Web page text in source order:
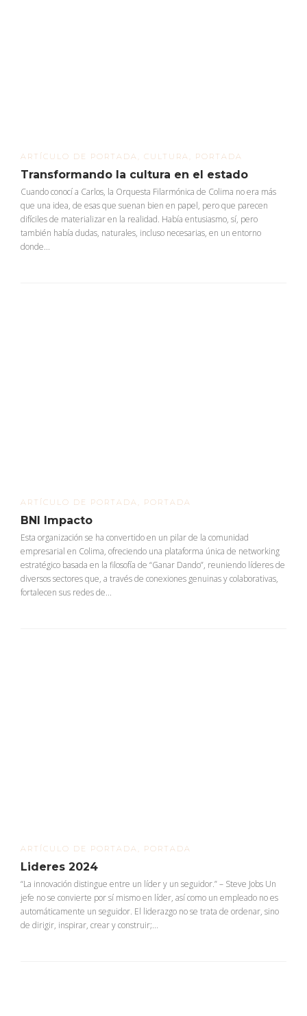
ARTÍCULO DE PORTADA CULTURA PORTADA
Transformando la cultura en el estado
Cuando conocí a Carlos, la Orquesta Filarmónica de Colima no era más
que una idea, de esas que suenan bien en papel, pero que parecen
difíciles de materializar en la realidad. Había entusiasmo, sí, pero
también había dudas, naturales, incluso necesarias, en un entorno
donde...
ARTÍCULO DE PORTADA PORTADA
BNI Impacto
Esta organización se ha convertido en un pilar de la comunidad
empresarial en Colima, ofreciendo una plataforma única de networking
estratégico basada en la filosofía de “Ganar Dando”, reuniendo líderes de
diversos sectores que, a través de conexiones genuinas y colaborativas,
fortalecen sus redes de...
ARTÍCULO DE PORTADA PORTADA
Lideres 2024
“La innovación distingue entre un líder y un seguidor.” – Steve Jobs Un
jefe no se convierte por sí mismo en líder, así como un empleado no es
automáticamente un seguidor. El liderazgo no se trata de ordenar, sino
de dirigir, inspirar, crear y construir;...